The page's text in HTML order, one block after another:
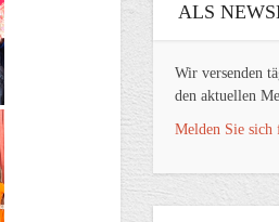
ALS
Wir versenden
den aktuellen
Melden Sie sich